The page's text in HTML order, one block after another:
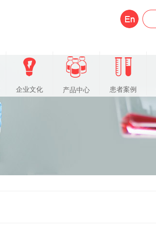
企业文化 产品中心 患者案例